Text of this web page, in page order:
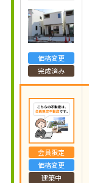
価格変更
完成済み
会員限定
価格変更
建築中